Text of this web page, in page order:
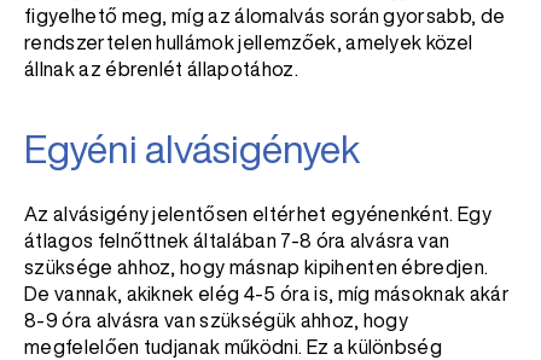
figyelhető meg, míg az álomalvás során gyorsabb, de
rendszertelen hullámok jellemzőek, amelyek közel
állnak az ébrenlét állapotához.
Egyéni alvásigények
Az alvásigény jelentősen eltérhet egyénenként. Egy
átlagos felnőttnek általában 7-8 óra alvásra van
szüksége ahhoz, hogy másnap kipihenten ébredjen.
De vannak, akiknek elég 4-5 óra is, míg másoknak akár
8-9 óra alvásra van szükségük ahhoz, hogy
megfelelően tudjanak működni. Ez a különbség